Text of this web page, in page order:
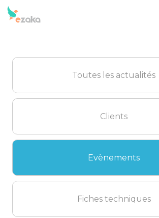
Toutes les actualités
Clients
Evènements
Fiches techniques